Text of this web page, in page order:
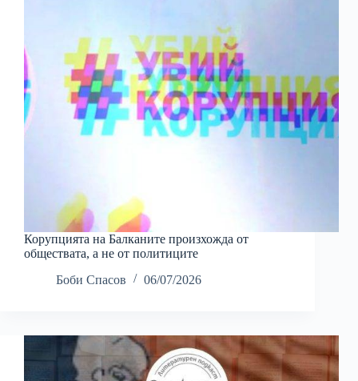
Корупцията на Балканите произхожда от
обществата, а не от политиците
Боби Спасов
06/07/2026